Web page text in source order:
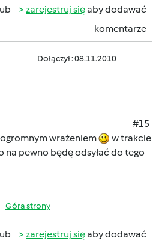
zarejestruj sięaby dodawać
komentarze
Dołączył : 08.11.2010
#15
wrażeniem
w trakcie
na pewno będę odsyłać do tego
Góra strony
zarejestruj sięaby dodawać